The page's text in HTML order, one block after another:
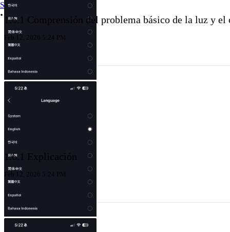
Sign In
1.6.1 Comprensión del problema básico de la luz y el
Feb 12, 2026 5:24 PM
1.6.1 Explicación
Feb 12, 2026 5:24 PM